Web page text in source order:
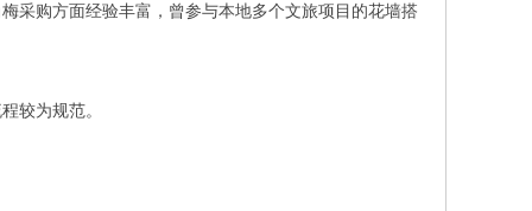
采购方面经验丰富，曾参与本地多个文旅项目的花墙搭
较为规范。